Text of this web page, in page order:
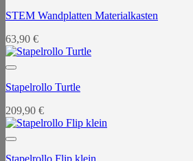
STEM Wandplatten Materialkasten
63,90 €
Stapelrollo Turtle
209,90 €
Stapelrollo Flip klein